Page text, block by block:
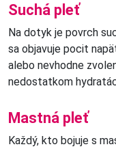
Suchá pleť
Na dotyk je povrch
sa objavuje pocit
alebo nevhodne
nedostatkom
Mastná pleť
Každý, kto bojuje s